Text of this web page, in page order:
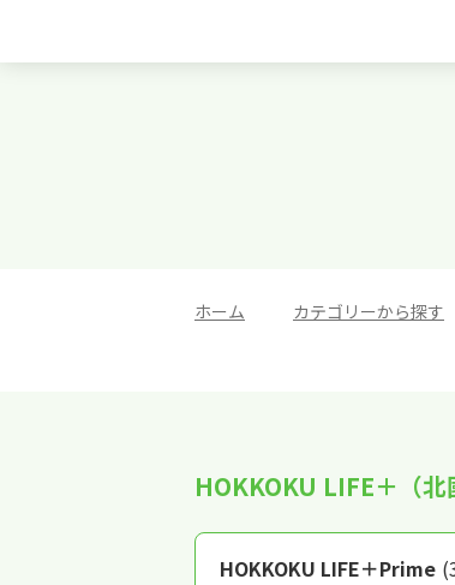
ホーム カテゴリーから探す
HOKKOKU LIFE＋（北
HOKKOKU LIFE＋Prime